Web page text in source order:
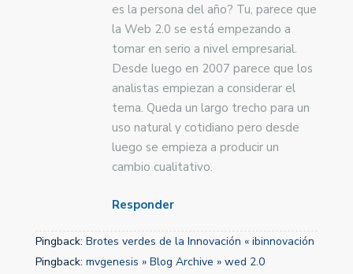
es la persona del año? Tu, parece que
la Web 2.0 se está empezando a
tomar en serio a nivel empresarial.
Desde luego en 2007 parece que los
analistas empiezan a considerar el
tema. Queda un largo trecho para un
uso natural y cotidiano pero desde
luego se empieza a producir un
cambio cualitativo.
Responder
Pingback: Brotes verdes de la Innovación « ibinnovación
Pingback: mvgenesis » Blog Archive » wed 2.0